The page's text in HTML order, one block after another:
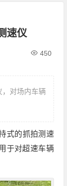
速仪
450
，对场内车辆
式的抓拍测速
于对超速车辆